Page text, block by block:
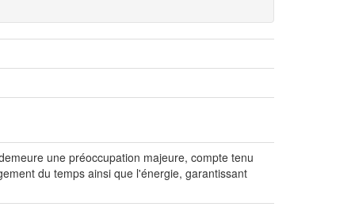
une préoccupation majeure, compte tenu
du temps ainsi que l'énergie, garantissant